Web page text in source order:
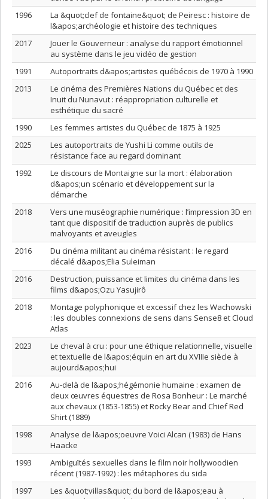
1996
La &quot;clef de fontaine&quot; de Peiresc : histoire de
l&apos;archéologie et histoire des techniques
2017
Jouer le Gouverneur : analyse du rapport émotionnel
au système dans le jeu vidéo de gestion
1991
Autoportraits d&apos;artistes québécois de 1970 à 1990
2013
Le cinéma des Premières Nations du Québec et des
Inuit du Nunavut : réappropriation culturelle et
esthétique du sacré
1990
Les femmes artistes du Québec de 1875 à 1925
2025
Les autoportraits de Yushi Li comme outils de
résistance face au regard dominant
1992
Le discours de Montaigne sur la mort : élaboration
d&apos;un scénario et développement sur la
démarche
2018
Vers une muséographie numérique : l’impression 3D en
tant que dispositif de traduction auprès de publics
malvoyants et aveugles
2016
Du cinéma militant au cinéma résistant : le regard
décalé d&apos;Elia Suleiman
2016
Destruction, puissance et limites du cinéma dans les
films d&apos;Ozu Yasujirô
2018
Montage polyphonique et excessif chez les Wachowski
: les doubles connexions de sens dans Sense8 et Cloud
Atlas
2023
Le cheval à cru : pour une éthique relationnelle, visuelle
et textuelle de l&apos;équin en art du XVIIIe siècle à
aujourd&apos;hui
2016
Au-delà de l&apos;hégémonie humaine : examen de
deux œuvres équestres de Rosa Bonheur : Le marché
aux chevaux (1853-1855) et Rocky Bear and Chief Red
Shirt (1889)
1998
Analyse de l&apos;oeuvre Voici Alcan (1983) de Hans
Haacke
1993
Ambiguïtés sexuelles dans le film noir hollywoodien
récent (1987-1992) : les métaphores du sida
1997
Les &quot;villas&quot; du bord de l&apos;eau à